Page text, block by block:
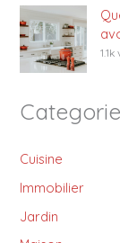
1.1k
Cuisine
Immobilier
Jardin